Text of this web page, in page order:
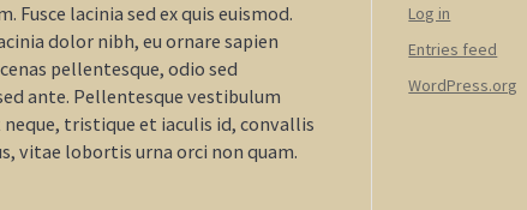
Fusce lacinia sed ex quis euismod.
dolor nibh, eu ornare sapien
pellentesque, odio sed
ante. Pellentesque vestibulum
tristique et iaculis id, convallis
vitae lobortis urna orci non quam.
Log in
Entries feed
WordPress.org